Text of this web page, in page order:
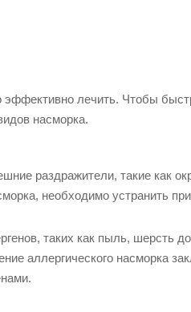
лечить. Чтобы
насморка.
раздражители, такие как
необходимо устранить
таких как пыль, шерсть
аллергического насморка